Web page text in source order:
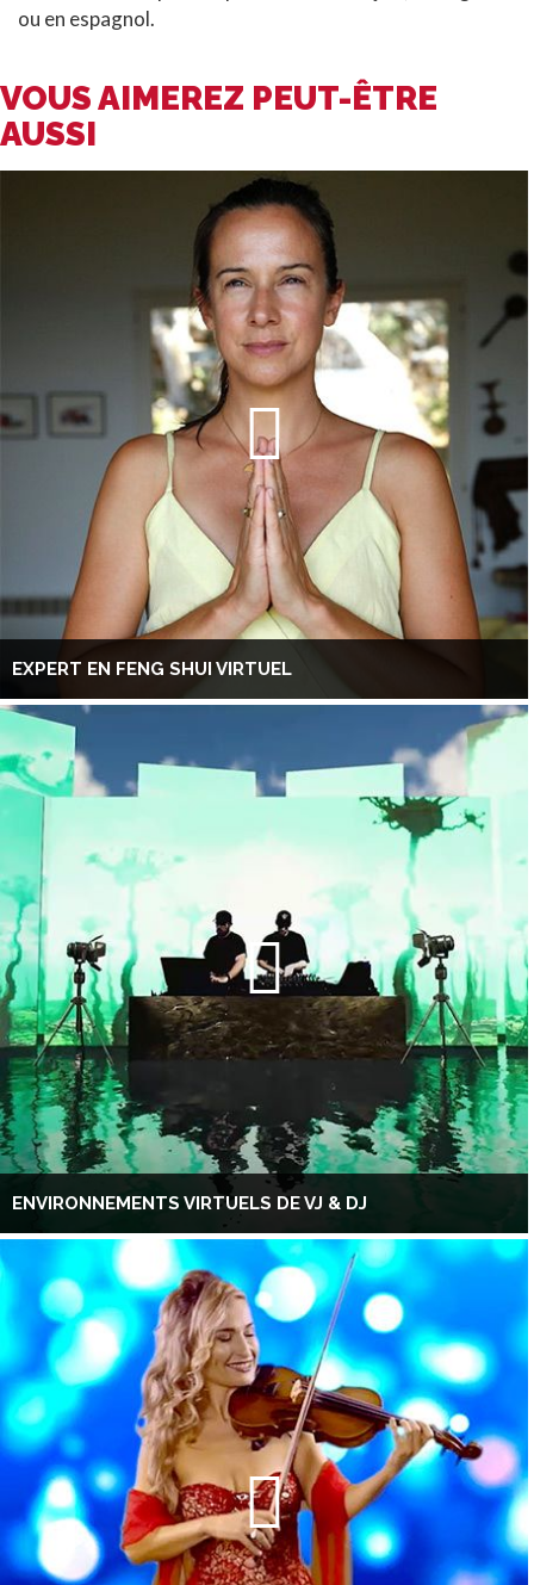
ou en espagnol.
VOUS AIMEREZ PEUT-ÊTRE
AUSSI
EXPERT EN FENG SHUI VIRTUEL
ENVIRONNEMENTS VIRTUELS DE VJ & DJ